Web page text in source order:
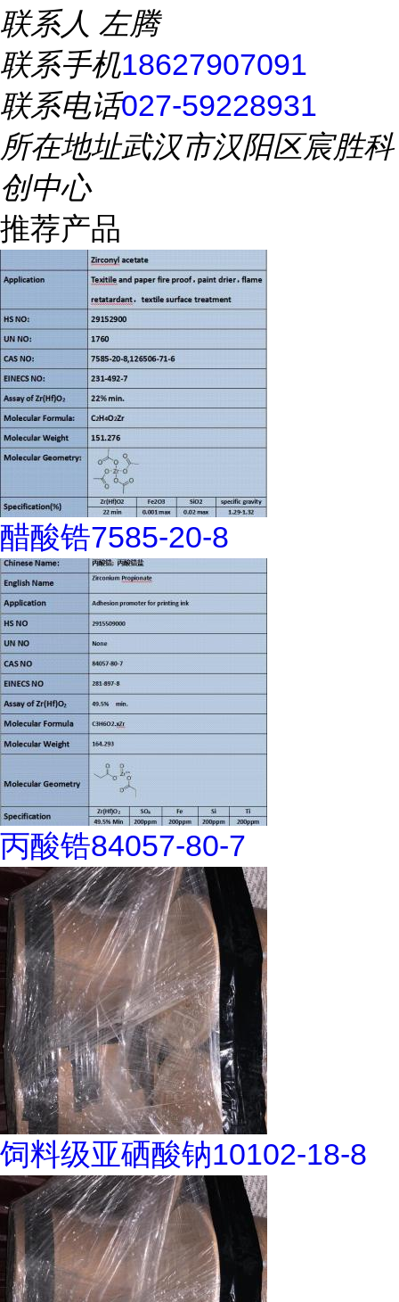
联系人 左腾
联系手机18627907091
联系电话027-59228931
所在地址武汉市汉阳区宸胜科
创中心
推荐产品
醋酸锆7585-20-8
丙酸锆84057-80-7
饲料级亚硒酸钠10102-18-8